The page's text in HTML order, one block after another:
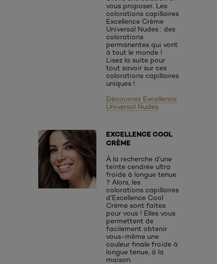
vous proposer. Les
colorations capillaires
Excellence Crème
Universal Nudes : des
colorations
permanentes qui vont
à tout le monde !
Lisez la suite pour
tout savoir sur ces
colorations capillaires
uniques !
Découvrez Excellence
Universal Nudes
EXCELLENCE COOL
CRÈME
À la recherche d’une
teinte cendrée ultra
froide à longue tenue
? Alors, les
colorations capillaires
d’Excellence Cool
Crème sont faites
pour vous ! Elles vous
permettent de
facilement obtenir
vous-même une
couleur finale froide à
longue tenue, à la
maison.